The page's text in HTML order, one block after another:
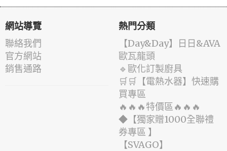
網站導覽
聯絡我們
官方網站
銷售通路
熱門分類
️【Day&Day】️日日&AVA
歐瓦龍頭
🔹歐化訂製廚具
🛒🛒【電熱水器】快速購
買專區
🔥🔥🔥特價區🔥🔥🔥
◆【獨家贈1000全聯禮
券專區 】
️【SVAGO】️